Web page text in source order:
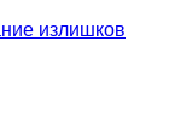
излишков